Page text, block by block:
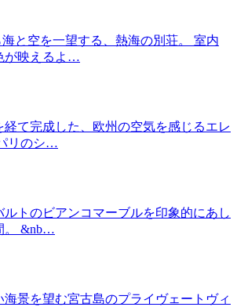
と空を一望する、熱海の別荘。 室内
が映えるよ…
て完成した、欧州の空気を感じるエレ
リのシ…
ルトのビアンコマーブルを印象的にあし
。 &nb…
景を望む宮古島のプライヴェートヴィ